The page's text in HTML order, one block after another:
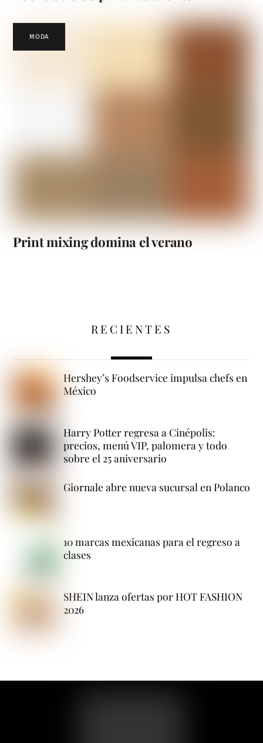
MODA
Print mixing domina el verano
RECIENTES
Hershey’s Foodservice impulsa chefs en
México
Harry Potter regresa a Cinépolis:
precios, menú VIP, palomera y todo
sobre el 25 aniversario
Giornale abre nueva sucursal en Polanco
10 marcas mexicanas para el regreso a
clases
SHEIN lanza ofertas por HOT FASHION
2026